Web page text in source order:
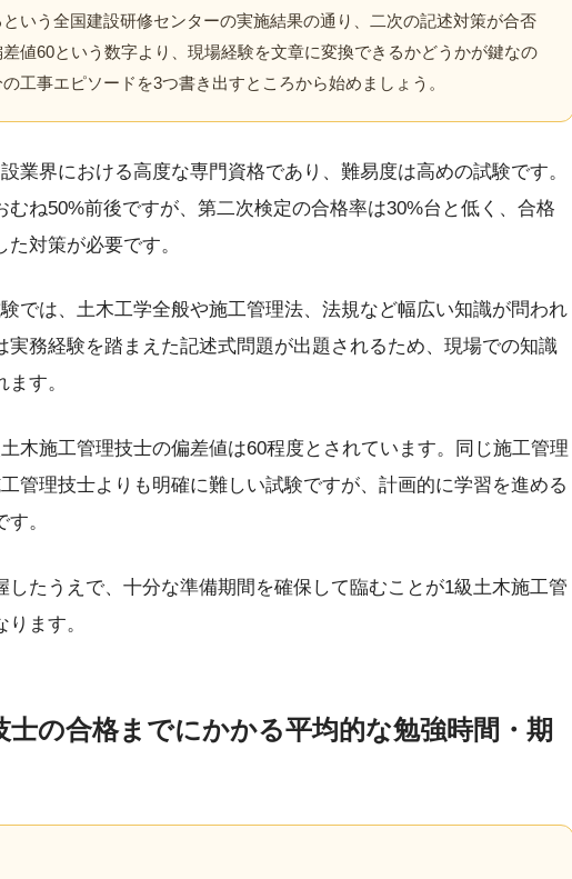
いう全国建設研修センターの実施結果の通り、二次の記述対策が合否
値60という数字より、現場経験を文章に変換できるかどうかが鍵なの
工事エピソードを3つ書き出すところから始めましょう。
業界における高度な専門資格であり、難易度は高めの試験です。
むね50%前後ですが、第二次検定の合格率は30%台と低く、合格
対策が必要です。
では、土木工学全般や施工管理法、法規など幅広い知識が問われ
実務経験を踏まえた記述式問題が出題されるため、現場での知識
す。
木施工管理技士の偏差値は60程度とされています。同じ施工管理
管理技士よりも明確に難しい試験ですが、計画的に学習を進める
。
したうえで、十分な準備期間を確保して臨むことが1級土木施工管
ます。
士の合格までにかかる平均的な勉強時間・期